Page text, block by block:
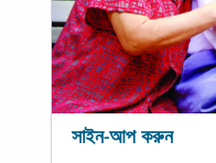
সাইন-আপ করুন